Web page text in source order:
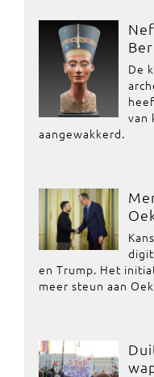
De
van
aangewakkerd.
en Trump. Het
meer steun aan